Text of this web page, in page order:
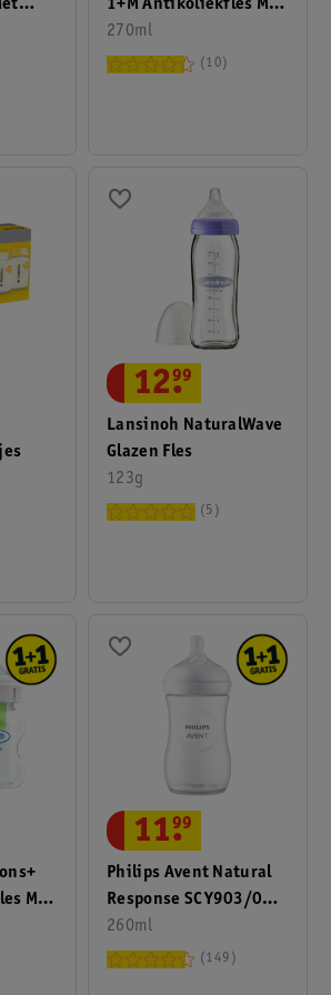
1+M Antikoliekfles Met
Brede Hals
270ml
10
Lansinoh NaturalWave
Glazen Fles
123g
12.
99
5
Met
Philips Avent Natural
Response SCY903/01
1m+ Babyfles Met
Natuurlijke Zuigreflex
260ml
11.
99
149